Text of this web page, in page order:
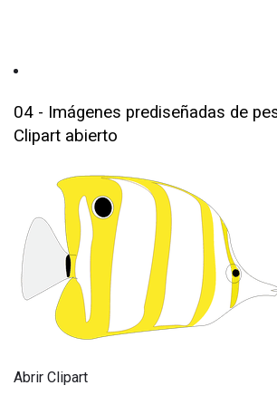
04 - Imágenes prediseñadas de
Clipart abierto
Abrir Clipart